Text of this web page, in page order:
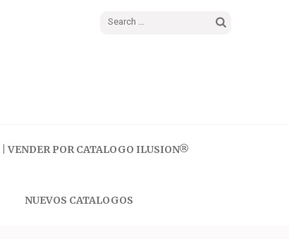
Search
VENDER POR CATALOGO ILUSION®
NUEVOS CATALOGOS